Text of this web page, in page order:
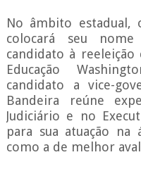
No âmbito estadual,
colocará seu
candidato à
Educação
candidato a vice-
Bandeira reúne
Judiciário e no
para sua atuação na
como a de melhor